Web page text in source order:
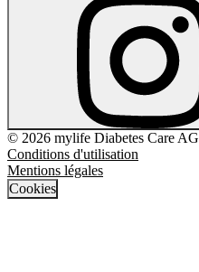
© 2026 mylife Diabetes Care AG
Conditions d'utilisation
Mentions légales
Cookies